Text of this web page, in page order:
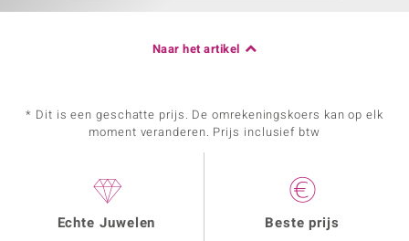
Naar het artikel
* Dit is een geschatte prijs. De omrekeningskoers kan op elk
moment veranderen. Prijs inclusief btw
Echte Juwelen Beste prijs